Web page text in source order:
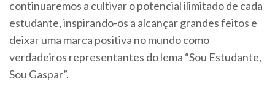
continuaremos a cultivar o potencial ilimitado de cada
estudante, inspirando-os a alcançar grandes feitos e
deixar uma marca positiva no mundo como
verdadeiros representantes do lema “Sou Estudante,
Sou Gaspar”.